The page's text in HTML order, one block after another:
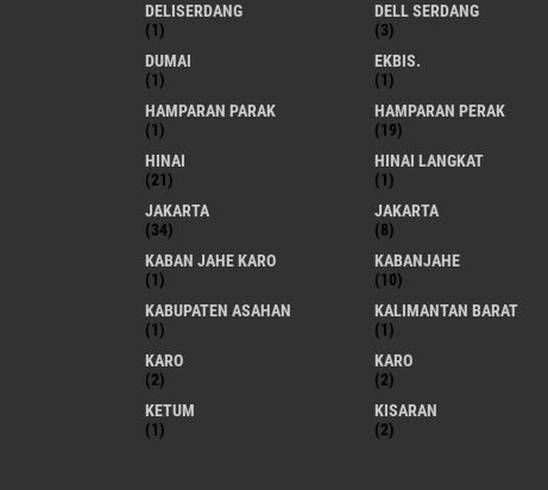
DELISERDANG
(1)
DELL SERDANG
(3)
DUMAI
(1)
EKBIS.
(1)
HAMPARAN PARAK
(1)
HAMPARAN PERAK
(19)
HINAI
(21)
HINAI LANGKAT
(1)
JAKARTA
(34)
JAKARTA
(8)
KABAN JAHE KARO
(1)
KABANJAHE
(10)
KABUPATEN ASAHAN
(1)
KALIMANTAN BARAT
(1)
KARO
(2)
KARO
(2)
KETUM
(1)
KISARAN
(2)